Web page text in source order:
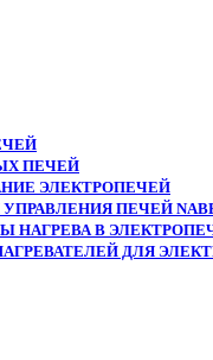
ПЕЧЕЙ
ЭЛЕКТРОПЕЧЕЙ
ПЕЧЕЙ
В
ДЛЯ